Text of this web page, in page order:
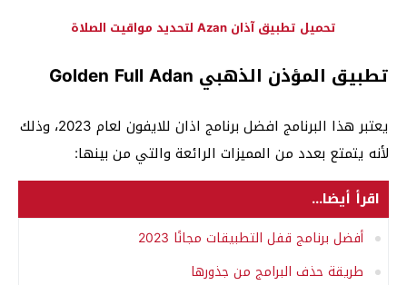
تحميل تطبيق آذان Azan لتحديد مواقيت الصلاة
تطبيق المؤذن الذهبي Golden Full Adan
يعتبر هذا البرنامج افضل برنامج اذان للايفون لعام 2023، وذلك
لأنه يتمتع بعدد من المميزات الرائعة والتي من بينها:
اقرأ أيضا...
أفضل برنامج قفل التطبيقات مجانًا 2023
طريقة حذف البرامج من جذورها